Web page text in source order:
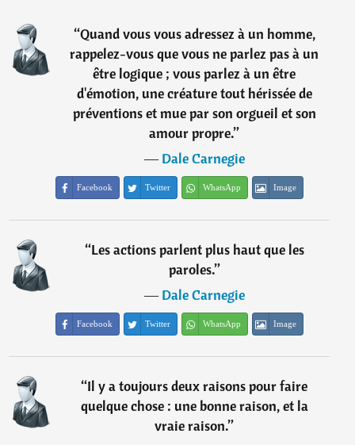
“Quand vous vous adressez à un homme,
rappelez-vous que vous ne parlez pas à un
être logique ; vous parlez à un être
d'émotion, une créature tout hérissée de
préventions et mue par son orgueil et son
amour propre.”
―Dale Carnegie
Facebook Twitter WhatsApp Image
“Les actions parlent plus haut que les
paroles.”
―Dale Carnegie
Facebook Twitter WhatsApp Image
“Il y a toujours deux raisons pour faire
quelque chose : une bonne raison, et la
vraie raison.”